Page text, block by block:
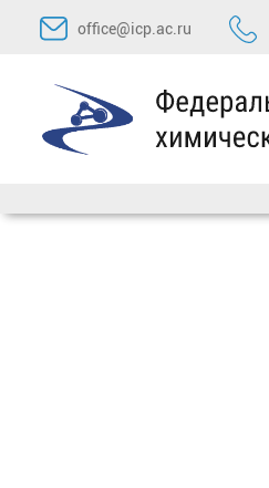
Перейти
содержимому
office@icp.ac.ru